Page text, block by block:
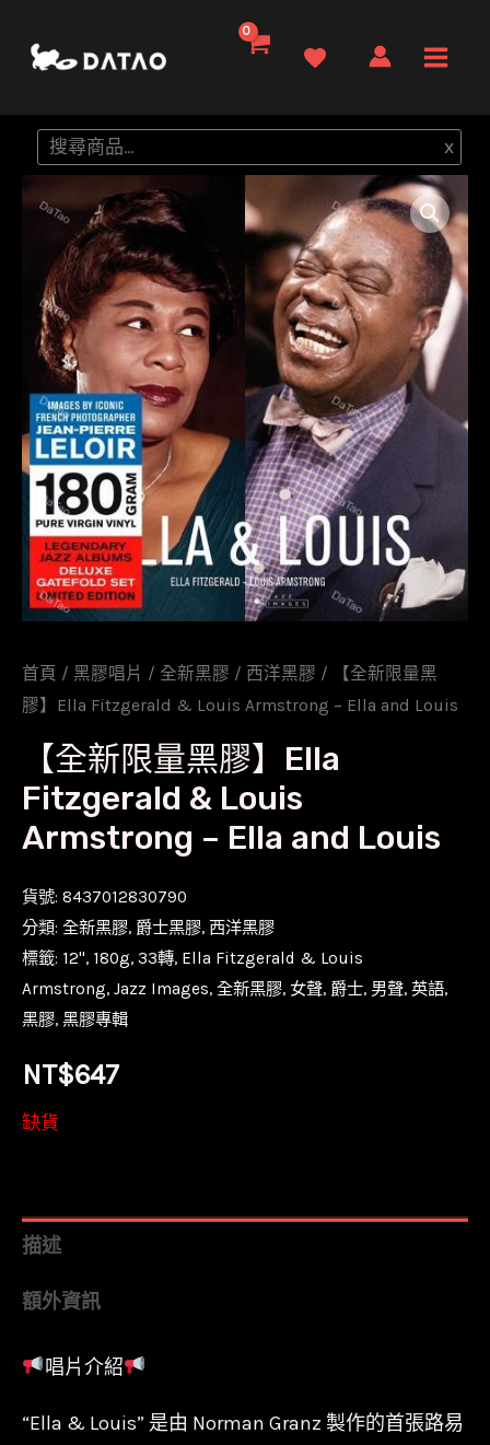
要
Menu
搜
尋
x
首頁 / 黑膠唱片 / 全新黑膠 / 西洋黑膠 / 【全新限量黑
膠】Ella Fitzgerald & Louis Armstrong – Ella and Louis
【全新限量黑膠】Ella
Fitzgerald & Louis
Armstrong – Ella and Louis
貨號: 8437012830790
分類: 全新黑膠, 爵士黑膠, 西洋黑膠
標籤: 12'', 180g, 33轉, Ella Fitzgerald & Louis
Armstrong, Jazz Images, 全新黑膠, 女聲, 爵士, 男聲, 英語,
黑膠, 黑膠專輯
NT$647
缺貨
描述
額外資訊
唱片介紹
“Ella & Louis” 是由 Norman Granz 製作的首張路易